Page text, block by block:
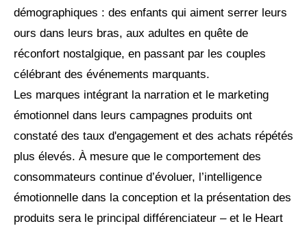
démographiques : des enfants qui aiment serrer leurs
ours dans leurs bras, aux adultes en quête de
réconfort nostalgique, en passant par les couples
célébrant des événements marquants.
Les marques intégrant la narration et le marketing
émotionnel dans leurs campagnes produits ont
constaté des taux d'engagement et des achats répétés
plus élevés. À mesure que le comportement des
consommateurs continue d’évoluer, l’intelligence
émotionnelle dans la conception et la présentation des
produits sera le principal différenciateur – et le Heart